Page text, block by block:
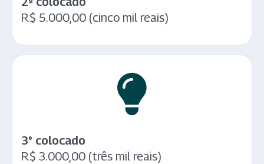
R$ 5.000,00 (cinco mil reais)
3° colocado
R$ 3.000,00 (três mil reais)